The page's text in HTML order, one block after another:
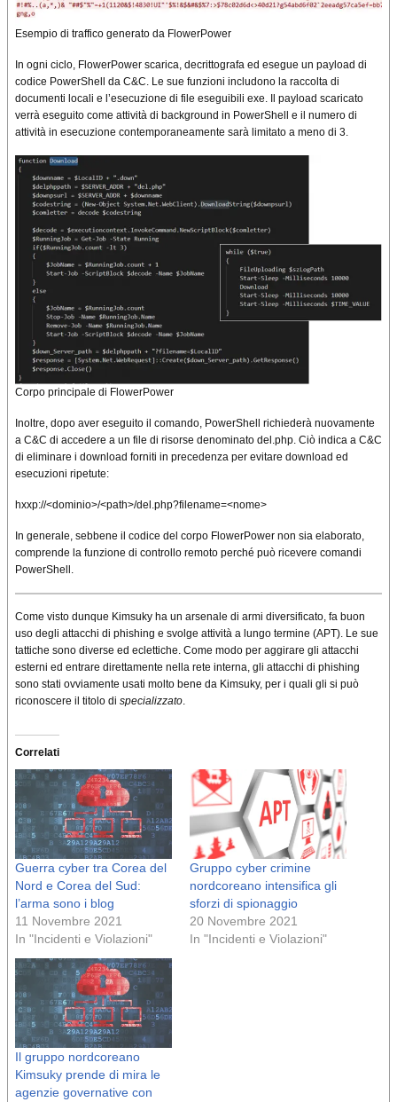
Esempio di traffico generato da FlowerPower
In ogni ciclo, FlowerPower scarica, decrittografa ed esegue un payload di
codice PowerShell da C&C. Le sue funzioni includono la raccolta di
documenti locali e l’esecuzione di file eseguibili exe. Il payload scaricato
verrà eseguito come attività di background in PowerShell e il numero di
attività in esecuzione contemporaneamente sarà limitato a meno di 3.
Corpo principale di FlowerPower
Inoltre, dopo aver eseguito il comando, PowerShell richiederà nuovamente
a C&C di accedere a un file di risorse denominato del.php. Ciò indica a C&C
di eliminare i download forniti in precedenza per evitare download ed
esecuzioni ripetute:
hxxp://<dominio>/<path>/del.php?filename=<nome>
In generale, sebbene il codice del corpo FlowerPower non sia elaborato,
comprende la funzione di controllo remoto perché può ricevere comandi
PowerShell.
Come visto dunque Kimsuky ha un arsenale di armi diversificato, fa buon
uso degli attacchi di phishing e svolge attività a lungo termine (APT). Le sue
tattiche sono diverse ed eclettiche. Come modo per aggirare gli attacchi
esterni ed entrare direttamente nella rete interna, gli attacchi di phishing
sono stati ovviamente usati molto bene da Kimsuky, per i quali gli si può
riconoscere il titolo di specializzato.
Correlati
Guerra cyber tra Corea del
Nord e Corea del Sud:
l’arma sono i blog
11 Novembre 2021
In "Incidenti e Violazioni"
Gruppo cyber crimine
nordcoreano intensifica gli
sforzi di spionaggio
20 Novembre 2021
In "Incidenti e Violazioni"
Il gruppo nordcoreano
Kimsuky prende di mira le
agenzie governative con